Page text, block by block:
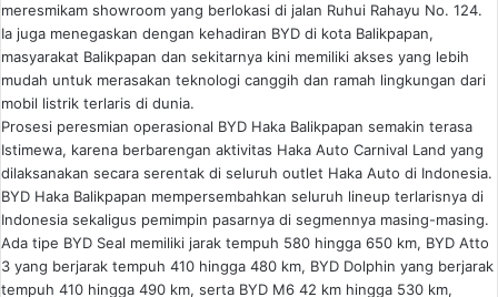
meresmikam showroom yang berlokasi di jalan Ruhui Rahayu No. 124.
Ia juga menegaskan dengan kehadiran BYD di kota Balikpapan,
masyarakat Balikpapan dan sekitarnya kini memiliki akses yang lebih
mudah untuk merasakan teknologi canggih dan ramah lingkungan dari
mobil listrik terlaris di dunia.
Prosesi peresmian operasional BYD Haka Balikpapan semakin terasa
Istimewa, karena berbarengan aktivitas Haka Auto Carnival Land yang
dilaksanakan secara serentak di seluruh outlet Haka Auto di Indonesia.
BYD Haka Balikpapan mempersembahkan seluruh lineup terlarisnya di
Indonesia sekaligus pemimpin pasarnya di segmennya masing-masing.
Ada tipe BYD Seal memiliki jarak tempuh 580 hingga 650 km, BYD Atto
3 yang berjarak tempuh 410 hingga 480 km, BYD Dolphin yang berjarak
tempuh 410 hingga 490 km, serta BYD M6 42 km hingga 530 km,